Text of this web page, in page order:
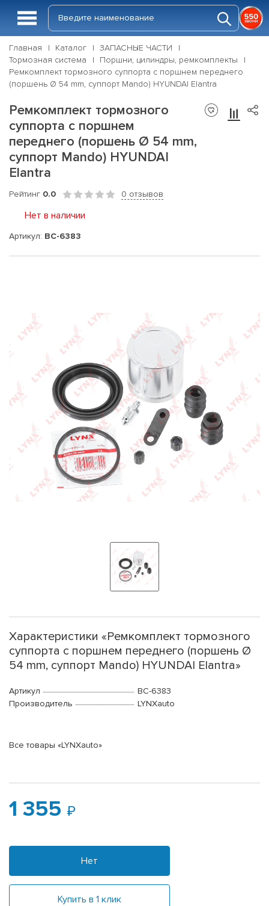
Главная Каталог
ЗАПАСНЫЕ ЧАСТИ
Тормозная система
Поршни, цилиндры, ремкомплекты
Ремкомплект тормозного суппорта с поршнем переднего
(поршень Ø 54 mm, суппорт Mando) HYUNDAI Elantra
Ремкомплект тормозного
суппорта с поршнем
переднего (поршень Ø 54 mm,
суппорт Mando) HYUNDAI
Elantra
Рейтинг 0.0 0 отзывов
Нет в наличии
Артикул: BC-6383
Характеристики «Ремкомплект тормозного
суппорта с поршнем переднего (поршень Ø
54 mm, суппорт Mando) HYUNDAI Elantra»
Артикул
BC-6383
Производитель
LYNXauto
Все товары «LYNXauto»
1 355
Нет
Купить в 1 клик